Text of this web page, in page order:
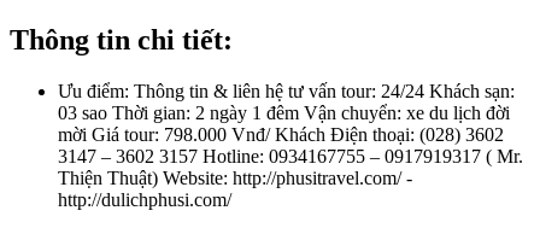
Thông tin chi tiết:
Ưu điểm: Thông tin & liên hệ tư vấn tour: 24/24 Khách sạn:
03 sao Thời gian: 2 ngày 1 đêm Vận chuyển: xe du lịch đời
mời Giá tour: 798.000 Vnđ/ Khách Điện thoại: (028) 3602
3147 – 3602 3157 Hotline: 0934167755 – 0917919317 ( Mr.
Thiện Thuật) Website: http://phusitravel.com/ -
http://dulichphusi.com/